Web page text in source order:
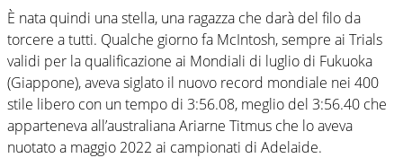
È nata quindi una stella, una ragazza che darà del filo da
torcere a tutti. Qualche giorno fa McIntosh, sempre ai Trials
validi per la qualificazione ai Mondiali di luglio di Fukuoka
(Giappone), aveva siglato il nuovo record mondiale nei 400
stile libero con un tempo di 3:56.08, meglio del 3:56.40 che
apparteneva all’australiana Ariarne Titmus che lo aveva
nuotato a maggio 2022 ai campionati di Adelaide.